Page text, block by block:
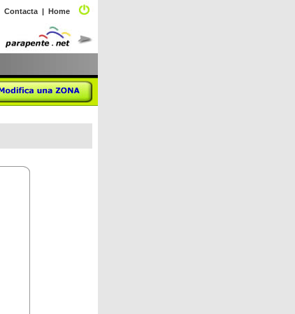
Contacta | Home